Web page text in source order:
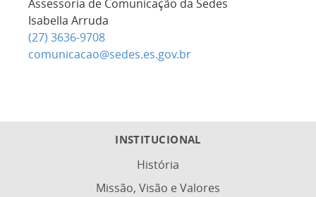
Assessoria de Comunicação da Sedes
Isabella Arruda
(27) 3636-9708
comunicacao@sedes.es.gov.br
INSTITUCIONAL
História
Missão, Visão e Valores